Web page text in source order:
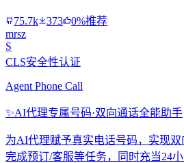
75.7k 373
0%推荐
mrsz
S
CLS安全性认证
Agent Phone Call
✨AI代理专属号码·双向通话全能助手
为AI代理赋予真实电话号码，实现
完成预订/客服等任务，同时充当24